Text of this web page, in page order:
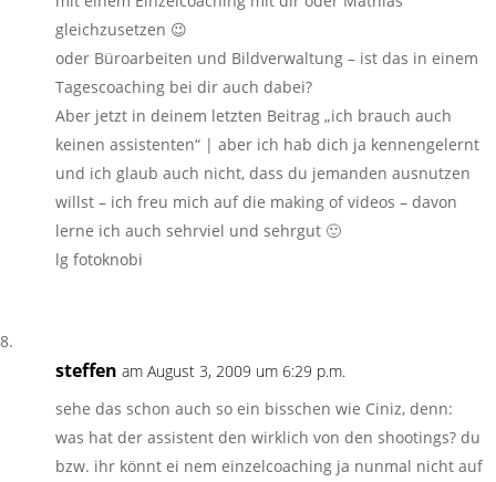
gleichzusetzen 😉
oder Büroarbeiten und Bildverwaltung – ist das in einem
Tagescoaching bei dir auch dabei?
Aber jetzt in deinem letzten Beitrag „ich brauch auch
keinen assistenten“ | aber ich hab dich ja kennengelernt
und ich glaub auch nicht, dass du jemanden ausnutzen
willst – ich freu mich auf die making of videos – davon
lerne ich auch sehrviel und sehrgut 🙂
lg fotoknobi
steffen am August 3, 2009 um 6:29 p.m.
sehe das schon auch so ein bisschen wie Ciniz, denn:
was hat der assistent den wirklich von den shootings? du
bzw. ihr könnt ei nem einzelcoaching ja nunmal nicht auf